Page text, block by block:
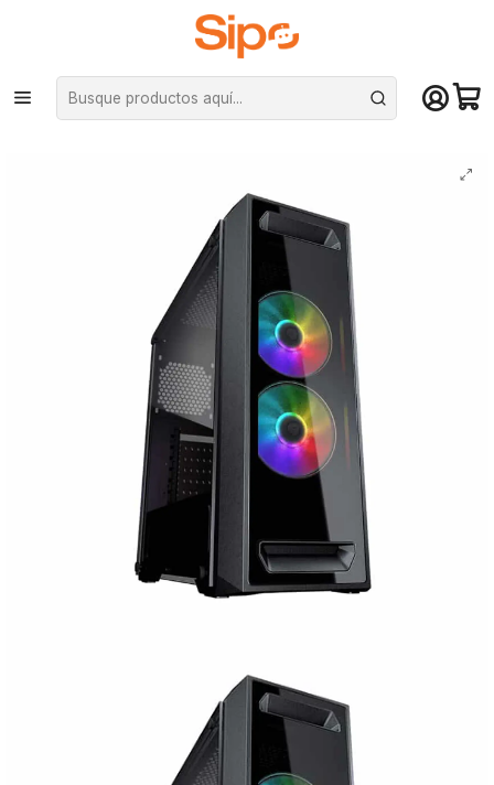
¡Compra hasta mediodía y recibe hoy! De lunes a sábado en el gran
Santiago. Envío gratis desde $29.990
Inicio Componentes PC Gabinete ATX
Gabinete Cougar MID TOWER - MX350-RGB